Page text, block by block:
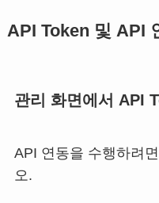
API Token 및 API
관리 화면에서 API
API 연동을 수행하려
오.